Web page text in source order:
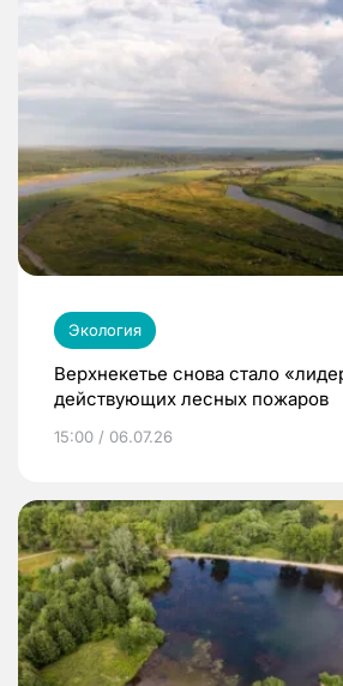
Экология
Верхнекетье снова стало
действующих лесных пожаров
15:00 / 06.07.26